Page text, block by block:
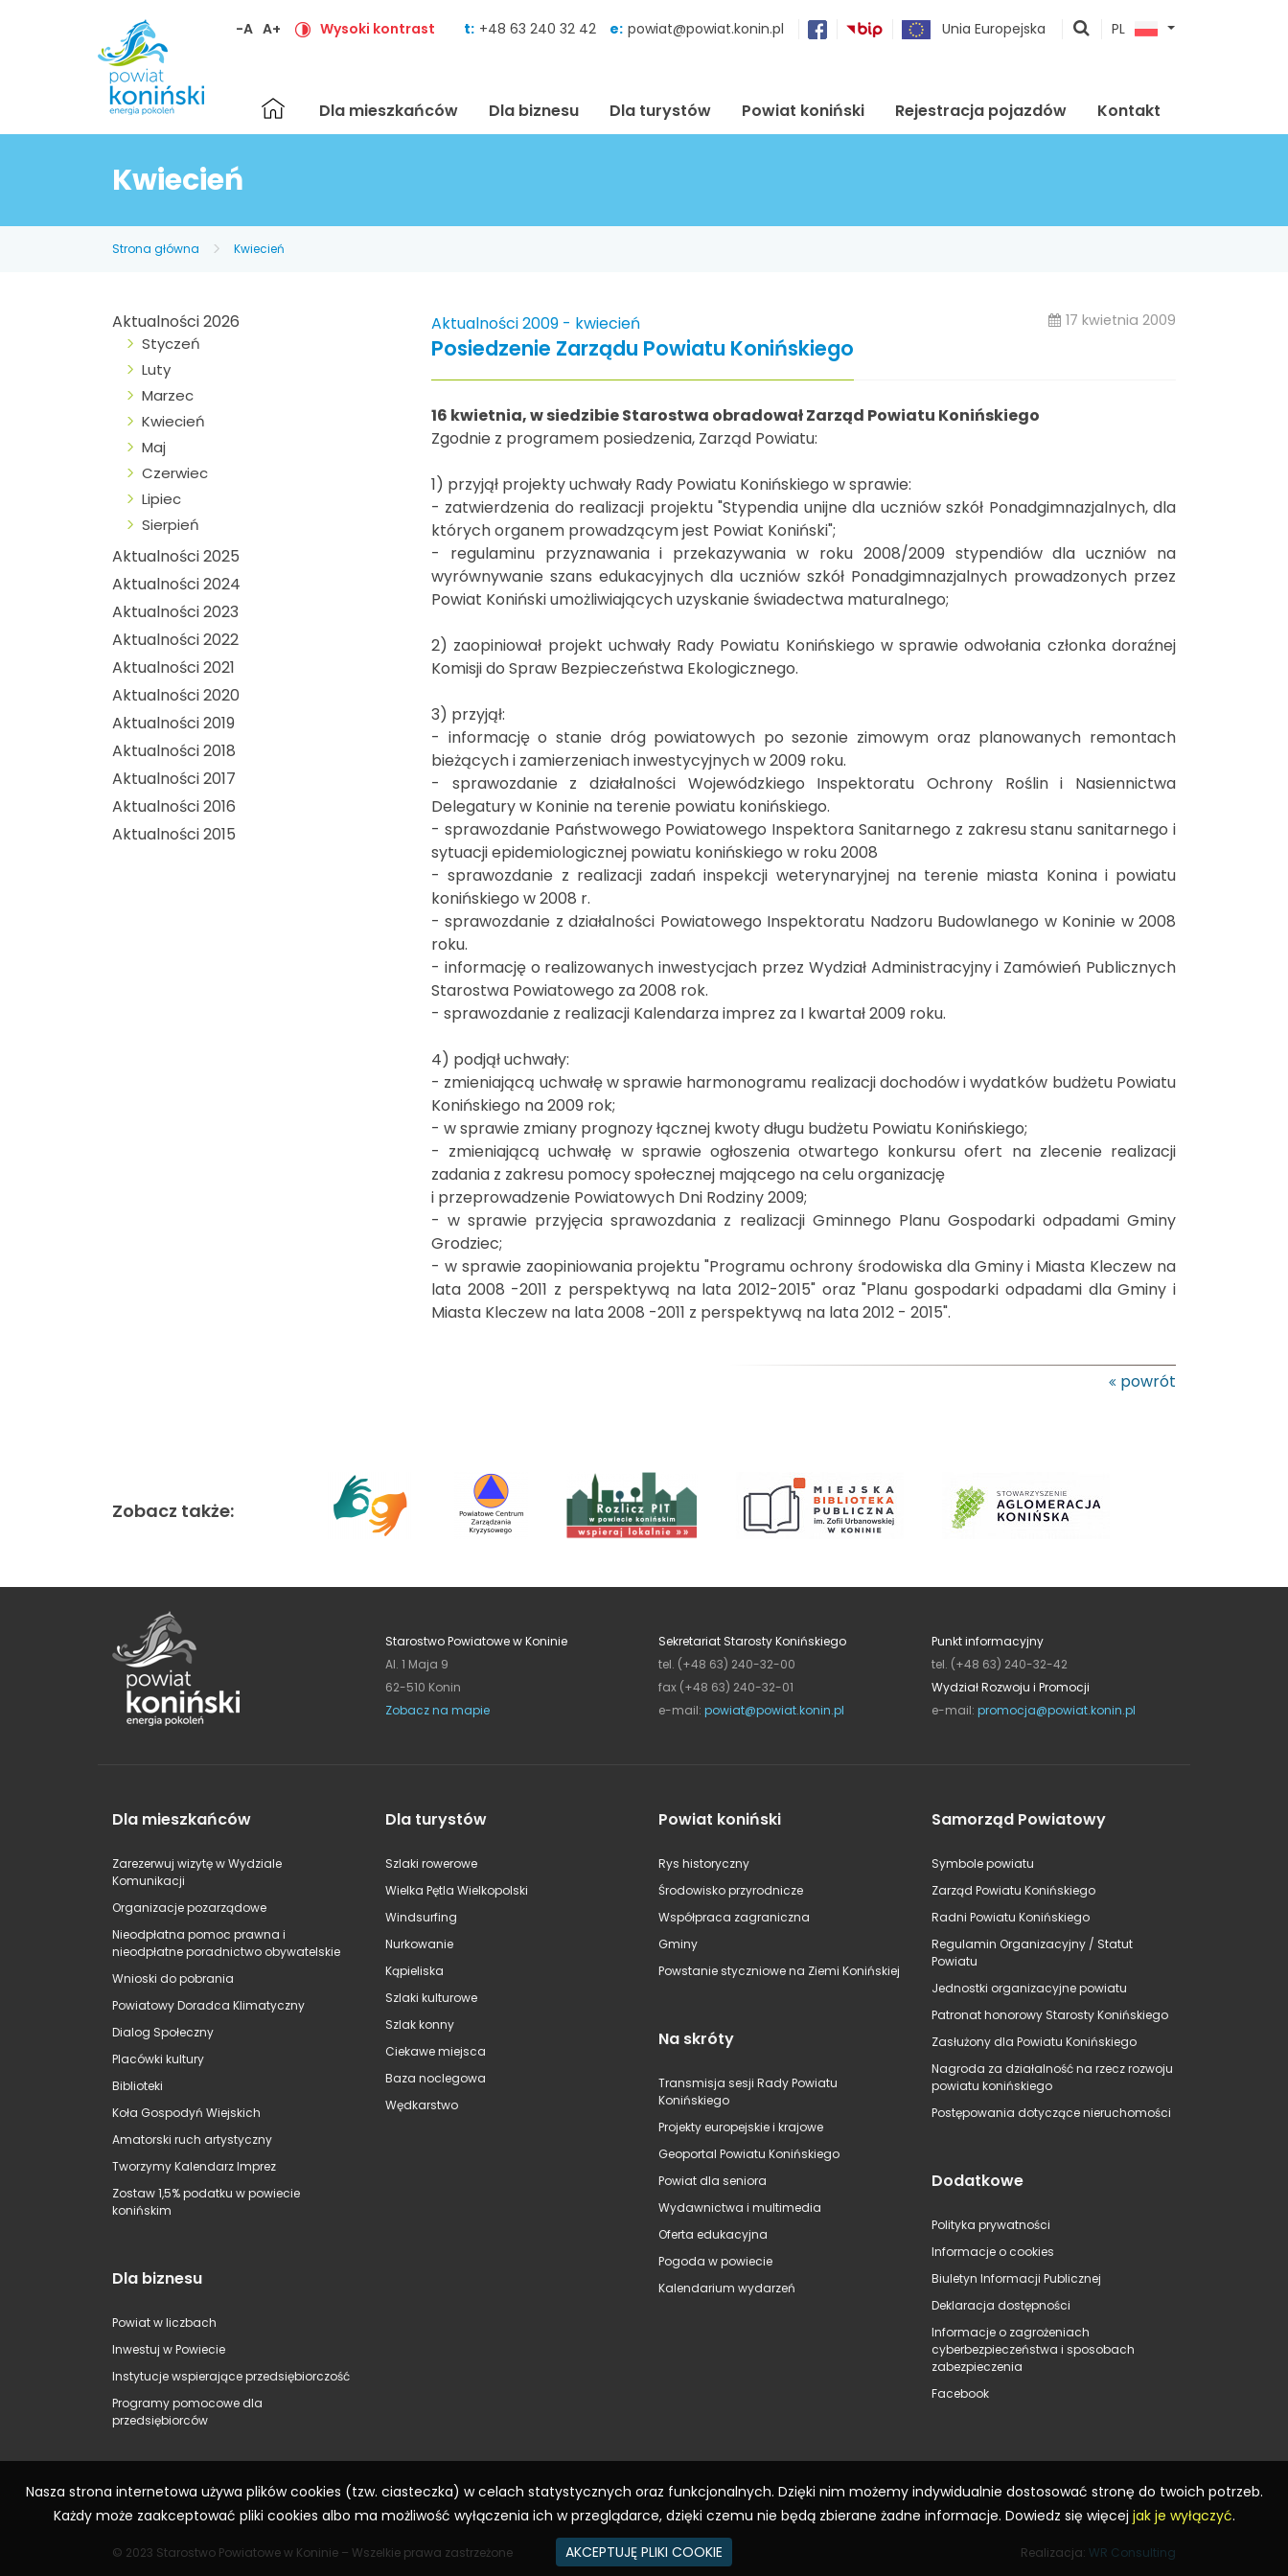
-A A+ Wysoki kontrast t: +48 63 240 32 42 e: powiat@powiat.konin.pl Unia Europejska
pokaż
PL
Strona
główna
Dla mieszkańców Dla biznesu Dla turystów Powiat koniński Rejestracja pojazdów Kontakt
Kwiecień
Strona główna Kwiecień
Aktualności 2026
Styczeń
Luty
Marzec
Kwiecień
Maj
Czerwiec
Lipiec
Sierpień
Aktualności 2025
Aktualności 2024
Aktualności 2023
Aktualności 2022
Aktualności 2021
Aktualności 2020
Aktualności 2019
Aktualności 2018
Aktualności 2017
Aktualności 2016
Aktualności 2015
Aktualności 2009 - kwiecień 17 kwietnia 2009
Posiedzenie Zarządu Powiatu Konińskiego
16 kwietnia, w siedzibie Starostwa obradował Zarząd Powiatu Konińskiego
Zgodnie z programem posiedzenia, Zarząd Powiatu:
1) przyjął projekty uchwały Rady Powiatu Konińskiego w sprawie:
- zatwierdzenia do realizacji projektu "Stypendia unijne dla uczniów szkół Ponadgimnazjalnych, dla
których organem prowadzącym jest Powiat Koniński";
- regulaminu przyznawania i przekazywania w roku 2008/2009 stypendiów dla uczniów na
wyrównywanie szans edukacyjnych dla uczniów szkół Ponadgimnazjalnych prowadzonych przez
Powiat Koniński umożliwiających uzyskanie świadectwa maturalnego;
2) zaopiniował projekt uchwały Rady Powiatu Konińskiego w sprawie odwołania członka doraźnej
Komisji do Spraw Bezpieczeństwa Ekologicznego.
3) przyjął:
- informację o stanie dróg powiatowych po sezonie zimowym oraz planowanych remontach
bieżących i zamierzeniach inwestycyjnych w 2009 roku.
- sprawozdanie z działalności Wojewódzkiego Inspektoratu Ochrony Roślin i Nasiennictwa
Delegatury w Koninie na terenie powiatu konińskiego.
- sprawozdanie Państwowego Powiatowego Inspektora Sanitarnego z zakresu stanu sanitarnego i
sytuacji epidemiologicznej powiatu konińskiego w roku 2008
- sprawozdanie z realizacji zadań inspekcji weterynaryjnej na terenie miasta Konina i powiatu
konińskiego w 2008 r.
- sprawozdanie z działalności Powiatowego Inspektoratu Nadzoru Budowlanego w Koninie w 2008
roku.
- informację o realizowanych inwestycjach przez Wydział Administracyjny i Zamówień Publicznych
Starostwa Powiatowego za 2008 rok.
- sprawozdanie z realizacji Kalendarza imprez za I kwartał 2009 roku.
4) podjął uchwały:
- zmieniającą uchwałę w sprawie harmonogramu realizacji dochodów i wydatków budżetu Powiatu
Konińskiego na 2009 rok;
- w sprawie zmiany prognozy łącznej kwoty długu budżetu Powiatu Konińskiego;
- zmieniającą uchwałę w sprawie ogłoszenia otwartego konkursu ofert na zlecenie realizacji
zadania z zakresu pomocy społecznej mającego na celu organizację
i przeprowadzenie Powiatowych Dni Rodziny 2009;
- w sprawie przyjęcia sprawozdania z realizacji Gminnego Planu Gospodarki odpadami Gminy
Grodziec;
- w sprawie zaopiniowania projektu "Programu ochrony środowiska dla Gminy i Miasta Kleczew na
lata 2008 -2011 z perspektywą na lata 2012-2015" oraz "Planu gospodarki odpadami dla Gminy i
Miasta Kleczew na lata 2008 -2011 z perspektywą na lata 2012 - 2015".
powrót
Zobacz także:
Starostwo Powiatowe w Koninie
Al. 1 Maja 9
62-510 Konin
Zobacz na mapie
Sekretariat Starosty Konińskiego
tel. (+48 63) 240-32-00
fax (+48 63) 240-32-01
e-mail: powiat@powiat.konin.pl
Punkt informacyjny
tel. (+48 63) 240-32-42
Wydział Rozwoju i Promocji
e-mail: promocja@powiat.konin.pl
Dla mieszkańców
Zarezerwuj wizytę w Wydziale
Komunikacji
Organizacje pozarządowe
Nieodpłatna pomoc prawna i
nieodpłatne poradnictwo obywatelskie
Wnioski do pobrania
Powiatowy Doradca Klimatyczny
Dialog Społeczny
Placówki kultury
Biblioteki
Koła Gospodyń Wiejskich
Amatorski ruch artystyczny
Tworzymy Kalendarz Imprez
Zostaw 1,5% podatku w powiecie
konińskim
Dla biznesu
Powiat w liczbach
Inwestuj w Powiecie
Instytucje wspierające przedsiębiorczość
Programy pomocowe dla
przedsiębiorców
Dla turystów
Szlaki rowerowe
Wielka Pętla Wielkopolski
Windsurfing
Nurkowanie
Kąpieliska
Szlaki kulturowe
Szlak konny
Ciekawe miejsca
Baza noclegowa
Wędkarstwo
Powiat koniński
Rys historyczny
Środowisko przyrodnicze
Współpraca zagraniczna
Gminy
Powstanie styczniowe na Ziemi Konińskiej
Na skróty
Transmisja sesji Rady Powiatu
Konińskiego
Projekty europejskie i krajowe
Geoportal Powiatu Konińskiego
Powiat dla seniora
Wydawnictwa i multimedia
Oferta edukacyjna
Pogoda w powiecie
Kalendarium wydarzeń
Samorząd Powiatowy
Symbole powiatu
Zarząd Powiatu Konińskiego
Radni Powiatu Konińskiego
Regulamin Organizacyjny / Statut
Powiatu
Jednostki organizacyjne powiatu
Patronat honorowy Starosty Konińskiego
Zasłużony dla Powiatu Konińskiego
Nagroda za działalność na rzecz rozwoju
powiatu konińskiego
Postępowania dotyczące nieruchomości
Dodatkowe
Polityka prywatności
Informacje o cookies
Biuletyn Informacji Publicznej
Deklaracja dostępności
Informacje o zagrożeniach
cyberbezpieczeństwa i sposobach
zabezpieczenia
Facebook
© 2023 Starostwo Powiatowe w Koninie – Wszelkie prawa zastrzeżone Realizacja: WR Consulting
Nasza strona internetowa używa plików cookies (tzw. ciasteczka) w celach statystycznych oraz funkcjonalnych. Dzięki nim możemy indywidualnie dostosować stronę do twoich potrzeb.
Każdy może zaakceptować pliki cookies albo ma możliwość wyłączenia ich w przeglądarce, dzięki czemu nie będą zbierane żadne informacje. Dowiedz się więcej jak je wyłączyć.
AKCEPTUJĘ PLIKI COOKIE